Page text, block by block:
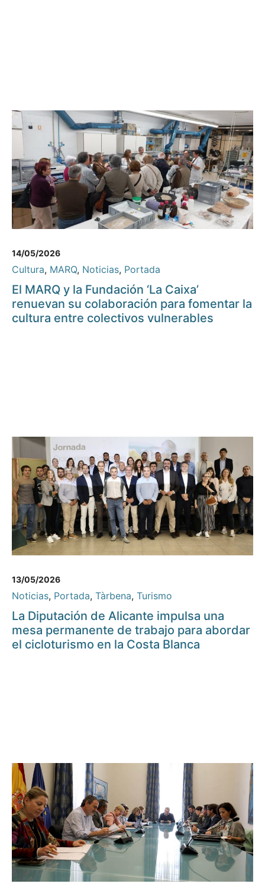
14/05/2026
Cultura, MARQ, Noticias, Portada
El MARQ y la Fundación ‘La Caixa’
renuevan su colaboración para fomentar la
cultura entre colectivos vulnerables
13/05/2026
Noticias, Portada, Tàrbena, Turismo
La Diputación de Alicante impulsa una
mesa permanente de trabajo para abordar
el cicloturismo en la Costa Blanca